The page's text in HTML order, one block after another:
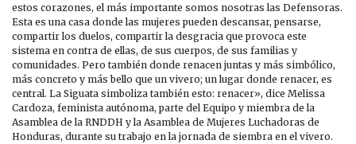
estos corazones, el más importante somos nosotras las Defensoras.
Esta es una casa donde las mujeres pueden descansar, pensarse,
compartir los duelos, compartir la desgracia que provoca este
sistema en contra de ellas, de sus cuerpos, de sus familias y
comunidades. Pero también donde renacen juntas y más simbólico,
más concreto y más bello que un vivero; un lugar donde renacer, es
central. La Siguata simboliza también esto: renacer», dice Melissa
Cardoza, feminista autónoma, parte del Equipo y miembra de la
Asamblea de la RNDDH y la Asamblea de Mujeres Luchadoras de
Honduras, durante su trabajo en la jornada de siembra en el vivero.